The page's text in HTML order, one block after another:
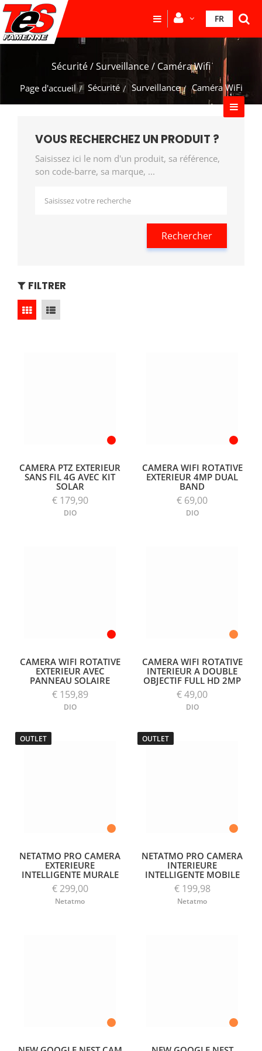
FR
Sécurité / Surveillance / Caméra Wifi
Page d'accueil Sécurité Surveillance Caméra WiFi
VOUS RECHERCHEZ UN PRODUIT ?
Saisissez ici le nom d'un produit, sa référence,
son code-barre, sa marque, ...
Rechercher
FILTRER
CAMERA PTZ EXTERIEUR
SANS FIL 4G AVEC KIT
SOLAR
€ 179,90
DIO
CAMERA WIFI ROTATIVE
EXTERIEUR 4MP DUAL
BAND
€ 69,00
DIO
CAMERA WIFI ROTATIVE
EXTERIEUR AVEC
PANNEAU SOLAIRE
€ 159,89
DIO
CAMERA WIFI ROTATIVE
INTERIEUR A DOUBLE
OBJECTIF FULL HD 2MP
€ 49,00
DIO
OUTLET
NETATMO PRO CAMERA
EXTERIEURE
INTELLIGENTE MURALE
€ 299,00
Netatmo
OUTLET
NETATMO PRO CAMERA
INTERIEURE
INTELLIGENTE MOBILE
€ 199,98
Netatmo